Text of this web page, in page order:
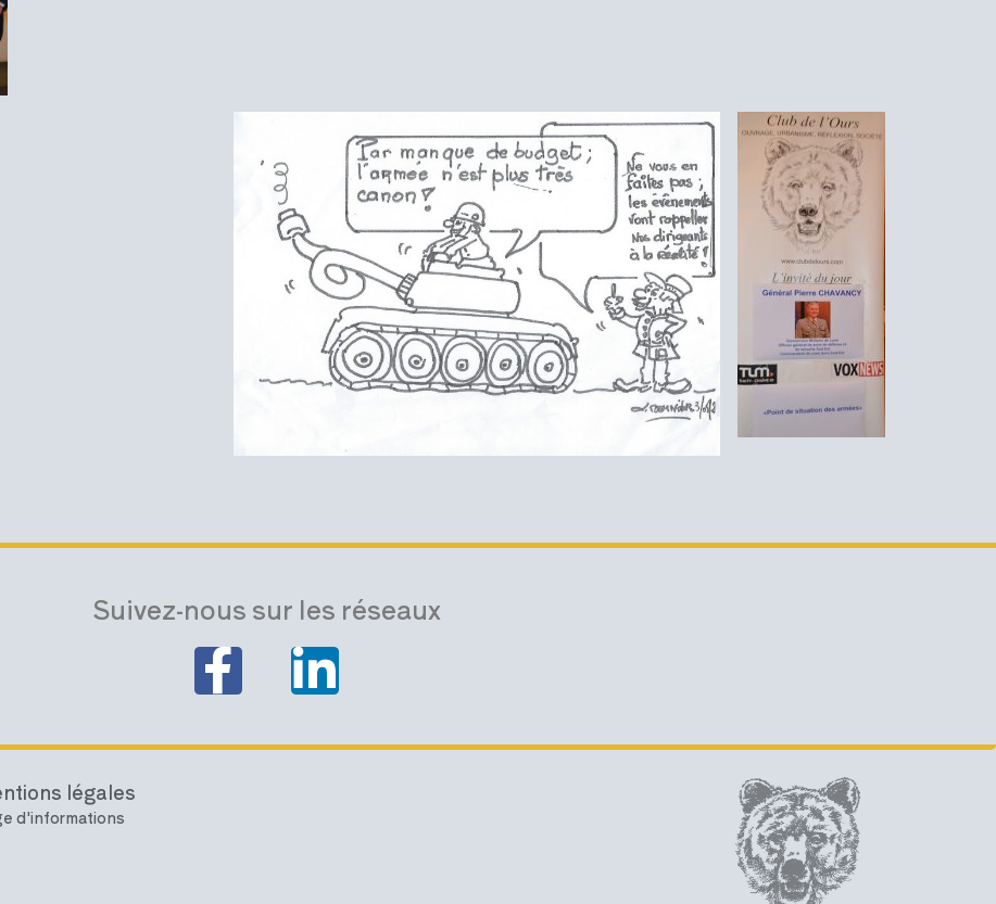
Suivez-nous sur les réseaux
légales
d'informations